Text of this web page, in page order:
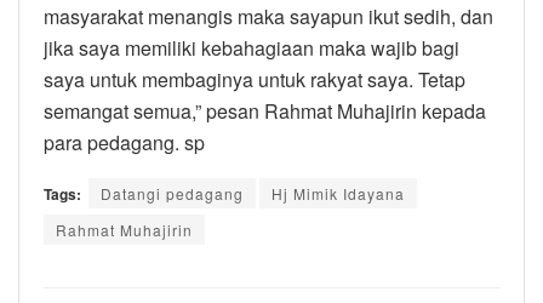
masyarakat menangis maka sayapun ikut sedih, dan
jika saya memiliki kebahagiaan maka wajib bagi
saya untuk membaginya untuk rakyat saya. Tetap
semangat semua,” pesan Rahmat Muhajirin kepada
para pedagang. sp
Tags: Datangi pedagang
Hj Mimik Idayana
Rahmat Muhajirin